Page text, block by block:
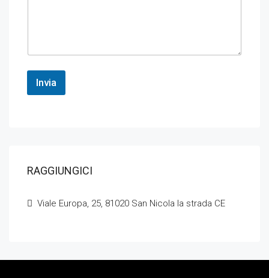
Invia
RAGGIUNGICI
Viale Europa, 25, 81020 San Nicola la strada CE